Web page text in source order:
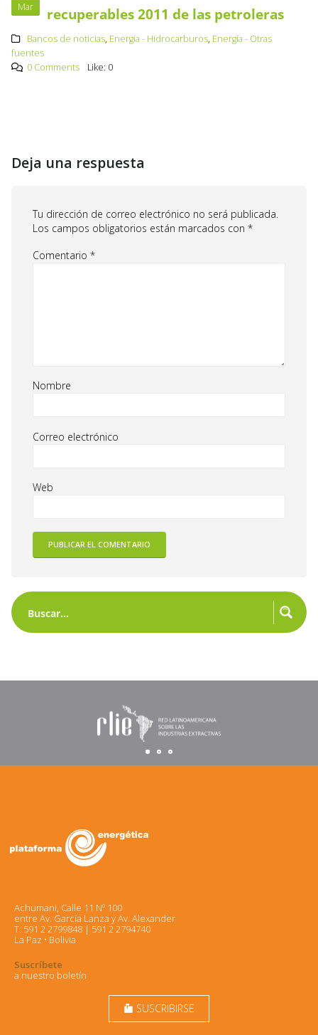
Mar
recuperables 2011 de las petroleras
Bancos de noticias, Energía - Hidrocarburos, Energía - Otras
fuentes
0 Comments
Like: 0
Deja una respuesta
Tu dirección de correo electrónico no será publicada.
Los campos obligatorios están marcados con *
Comentario *
Nombre
Correo electrónico
Web
Achumani, Calle 11 Nº 100
entre Av. García Lanza y Av. Alexander
T: 591 2 2799848 | 591 2 2794740
La Paz • Bolivia
Suscríbete
a nuestro boletín
markunread_mailbox SUSCRIBIRSE